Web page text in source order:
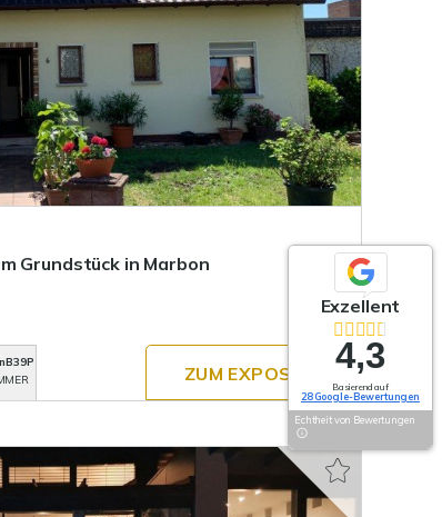
Grundstück in Marbon
ZUM EXPOSÉ
Exzellent
4,3
Basierend auf
28 Google-Bewertungen
Echtheit von Bewertungen